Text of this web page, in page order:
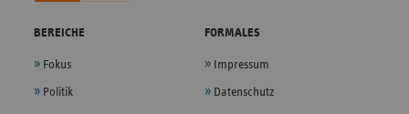
BEREICHE
Fokus
Politik
FORMALES
Impressum
Datenschutz